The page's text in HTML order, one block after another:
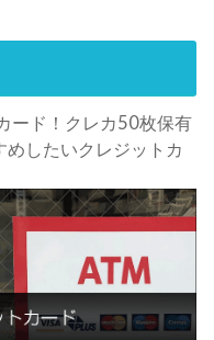
ード！クレカ50枚保有
したいクレジットカ